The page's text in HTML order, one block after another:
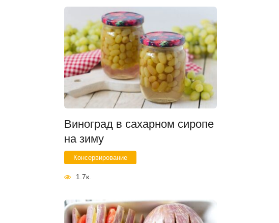
Виноград в сахарном сиропе
на зиму
Консервирование
1.7к.